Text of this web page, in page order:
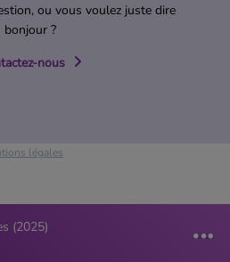
(2025)
ou vous voulez juste dire
bonjour ?
nous
légales